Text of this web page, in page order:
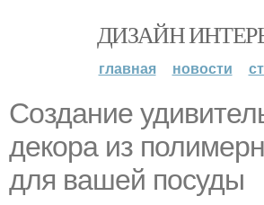
ДИЗАЙН
главная новости
Создание
декора из
для вашей посуды